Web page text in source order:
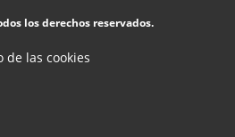
los derechos reservados.
de las cookies